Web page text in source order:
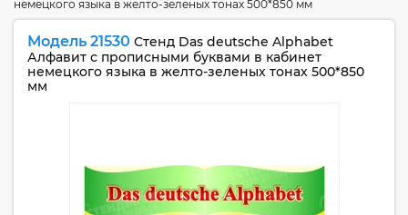
немецкого языка в желто-зеленых тонах 500*850 мм
Модель 21530 Стенд Das deutsche Alphabet
Алфавит с прописными буквами в кабинет
немецкого языка в желто-зеленых тонах 500*850
мм